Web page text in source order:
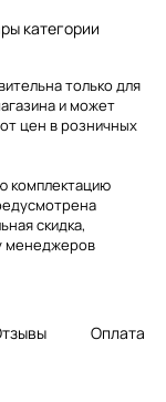
категории
только для
и может
цен в розничных
комплектацию
скидка,
менеджеров
Оплата